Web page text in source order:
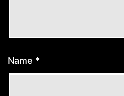
Name *